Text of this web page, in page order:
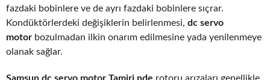
fazdaki bobinlere ve de ayrı fazdaki bobinlere sıçrar.
Kondüktörlerdeki değişiklerin belirlenmesi, dc servo
motor bozulmadan ilkin onarım edilmesine yada yenilenmeye
olanak sağlar.